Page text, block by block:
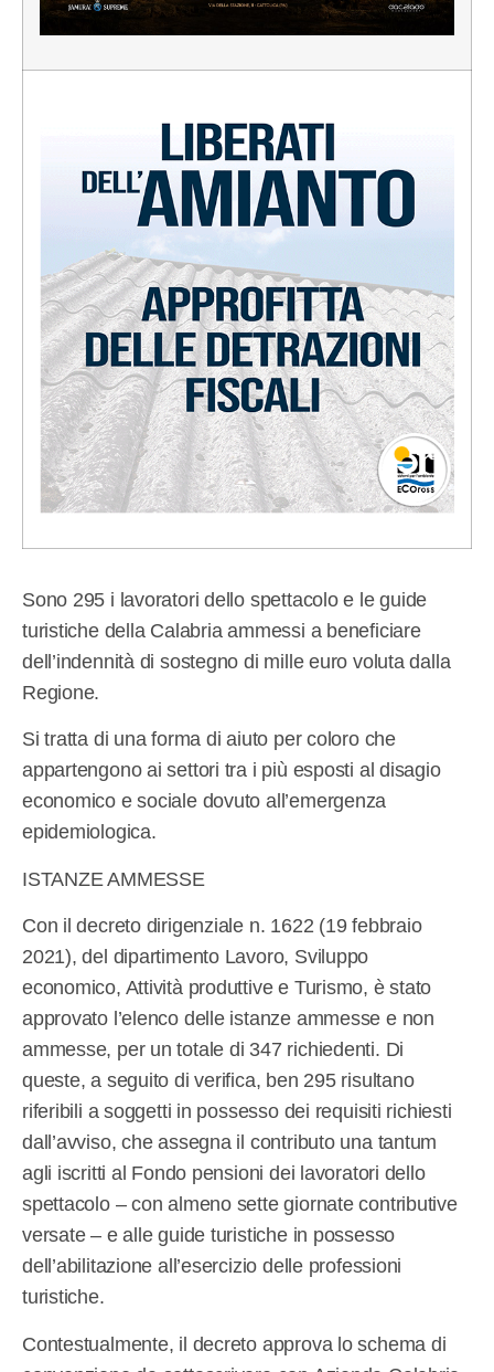
Sono 295 i lavoratori dello spettacolo e le guide
turistiche della Calabria ammessi a beneficiare
dell’indennità di sostegno di mille euro voluta dalla
Regione.
Si tratta di una forma di aiuto per coloro che
appartengono ai settori tra i più esposti al disagio
economico e sociale dovuto all’emergenza
epidemiologica.
ISTANZE AMMESSE
Con il decreto dirigenziale n. 1622 (19 febbraio
2021), del dipartimento Lavoro, Sviluppo
economico, Attività produttive e Turismo, è stato
approvato l’elenco delle istanze ammesse e non
ammesse, per un totale di 347 richiedenti. Di
queste, a seguito di verifica, ben 295 risultano
riferibili a soggetti in possesso dei requisiti richiesti
dall’avviso, che assegna il contributo una tantum
agli iscritti al Fondo pensioni dei lavoratori dello
spettacolo – con almeno sette giornate contributive
versate – e alle guide turistiche in possesso
dell’abilitazione all’esercizio delle professioni
turistiche.
Contestualmente, il decreto approva lo schema di